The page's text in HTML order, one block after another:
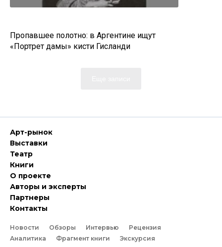
Пропавшее полотно: в Аргентине ищут
«Портрет дамы» кисти Гисланди
Арт-рынок
Выставки
Театр
Книги
О проекте
Авторы и эксперты
Партнеры
Контакты
Новости Обзоры Интервью
Рецензия
Аналитика
Фрагмент книги Экскурсия